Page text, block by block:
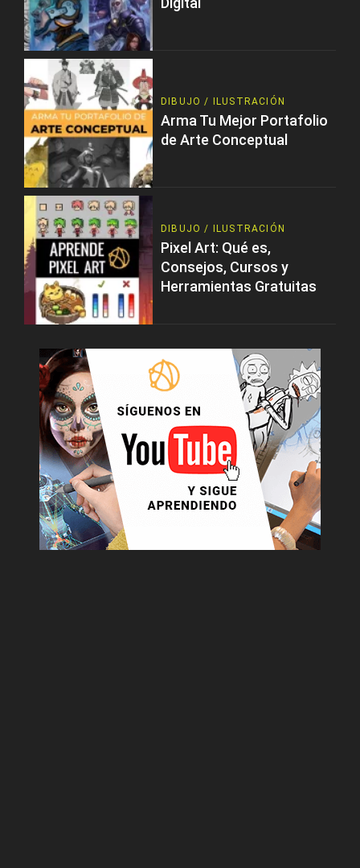
DIBUJO / ILUSTRACIÓN
Arma Tu Mejor Portafolio
de Arte Conceptual
DIBUJO / ILUSTRACIÓN
Pixel Art: Qué es,
Consejos, Cursos y
Herramientas Gratuitas